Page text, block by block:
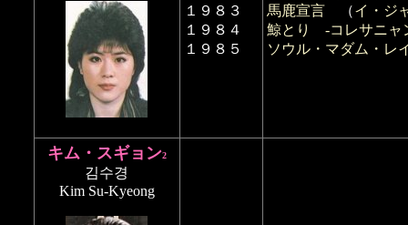
１９８３
１９８４
１９８５
馬鹿宣言 （イ・ジ
鯨とり -コレサニャ
ソウル・マダム・
キム・スギョン2
김수경
Kim Su-Kyeong